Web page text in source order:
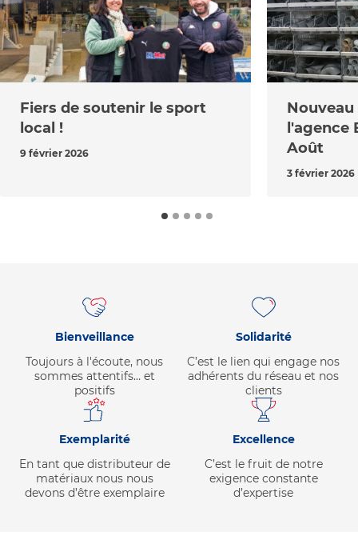
Fiers de soutenir le sport
local !
9 février 2026
l'agence
Août
3 février 2026
Bienveillance
Toujours à l'écoute, nous
sommes attentifs… et
positifs
Solidarité
C’est le lien qui engage nos
adhérents du réseau et nos
clients
Exemplarité
En tant que distributeur de
matériaux nous nous
devons d’être exemplaire
Excellence
C’est le fruit de notre
exigence constante
d’expertise